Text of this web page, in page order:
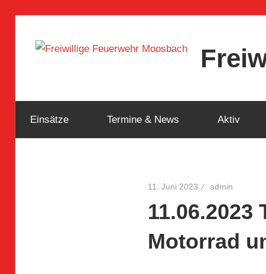
Einsätze Termine & News Aktiv
11. Juni 2023 admin
Motorrad